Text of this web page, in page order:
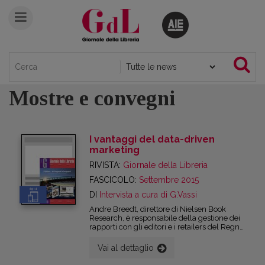
Mostre e convegni
digital
I vantaggi del data-driven
marketing
RIVISTA: Giornale della Libreria
FASCICOLO: Settembre 2015
DI
Intervista a cura di G.Vassi
Andre Breedt, direttore di Nielsen Book
Research, è responsabile della gestione dei
rapporti con gli editori e i retailers del Regno
trarre il massimo dai dati di vendita e dalle
indagini di mercato. Al Digital Marketing
Vai al dettaglio